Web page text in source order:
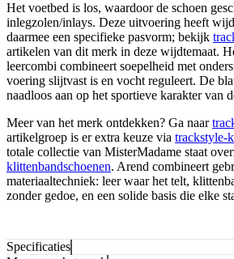
Het voetbed is los, waardoor de schoen
inlegzolen/inlays. Deze uitvoering heeft
daarmee een specifieke pasvorm; bekijk
artikelen van dit merk in deze wijdtemaat.
leercombi combineert soepelheid met
voering slijtvast is en vocht reguleert. De
naadloos aan op het sportieve karakter van
Meer van het merk ontdekken? Ga naar
artikelgroep is er extra keuze via trackstyle-
totale collectie van MisterMadame staat
klittenbandschoenen. Arend combineert
materiaaltechniek: leer waar het telt,
zonder gedoe, en een solide basis die elke
Specificaties